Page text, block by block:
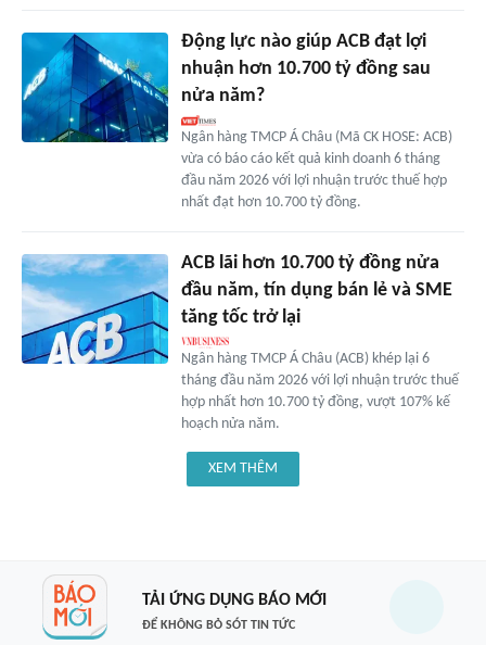
Động lực nào giúp ACB đạt lợi
nhuận hơn 10.700 tỷ đồng sau
nửa năm?
Ngân hàng TMCP Á Châu (Mã CK HOSE: ACB)
vừa có báo cáo kết quả kinh doanh 6 tháng
đầu năm 2026 với lợi nhuận trước thuế hợp
nhất đạt hơn 10.700 tỷ đồng.
ACB lãi hơn 10.700 tỷ đồng nửa
đầu năm, tín dụng bán lẻ và SME
tăng tốc trở lại
Ngân hàng TMCP Á Châu (ACB) khép lại 6
tháng đầu năm 2026 với lợi nhuận trước thuế
hợp nhất hơn 10.700 tỷ đồng, vượt 107% kế
hoạch nửa năm.
XEM THÊM
TẢI ỨNG DỤNG BÁO MỚI
ĐỂ KHÔNG BỎ SÓT TIN TỨC